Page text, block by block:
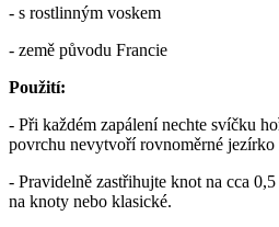
- s rostlinným voskem
- země původu Francie
Použití:
- Při každém zapálení nechte svíčku
povrchu nevytvoří rovnoměrné jezírko
- Pravidelně zastřihujte knot na cca
na knoty nebo klasické.